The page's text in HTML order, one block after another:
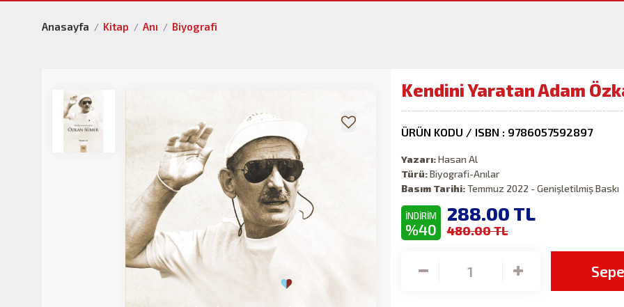
Anasayfa Kitap Anı Biyografi
Kendini Yaratan Adam
ÜRÜN KODU / ISBN : 9786057592897
Yazarı:Hasan Al
Türü:Biyografi-Anılar
Basım Tarihi:Temmuz 2022 - Genişletilmiş Baskı
İNDİRİM
%40
288.00 TL
480.00 TL